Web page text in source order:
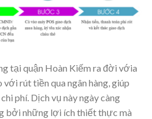
tại quận Hoàn Kiếm ra đời vớia
rút tiền qua ngân hàng, giúp
phí. Dịch vụ này ngày càng
bởi những lợi ích thiết thực mà